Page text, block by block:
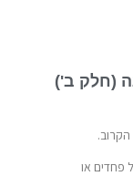
פחדים או